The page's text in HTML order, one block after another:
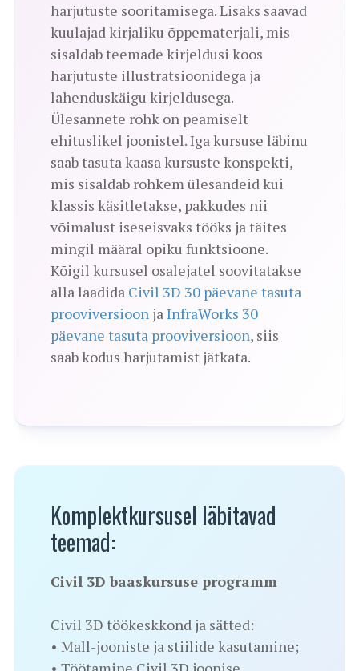
harjutuste sooritamisega. Lisaks saavad
kuulajad kirjaliku õppematerjali, mis
sisaldab teemade kirjeldusi koos
harjutuste illustratsioonidega ja
lahenduskäigu kirjeldusega.
Ülesannete rõhk on peamiselt
ehituslikel joonistel. Iga kursuse läbinu
saab tasuta kaasa kursuste konspekti,
mis sisaldab rohkem ülesandeid kui
klassis käsitletakse, pakkudes nii
võimalust iseseisvaks tööks ja täites
mingil määral õpiku funktsioone.
Kõigil kursusel osalejatel soovitatakse
alla laadida Civil 3D 30 päevane tasuta
prooviversioon jaInfraWorks 30
päevane tasuta prooviversioon, siis
saab kodus harjutamist jätkata.
Komplektkursusel läbitavad
teemad:
Civil 3D baaskursuse programm
Civil 3D töökeskkond ja sätted:
• Mall-jooniste ja stiilide kasutamine;